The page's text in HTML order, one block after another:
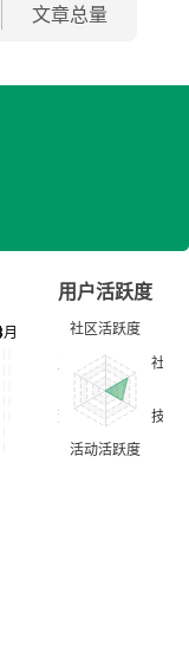
文章总量
用户活跃度